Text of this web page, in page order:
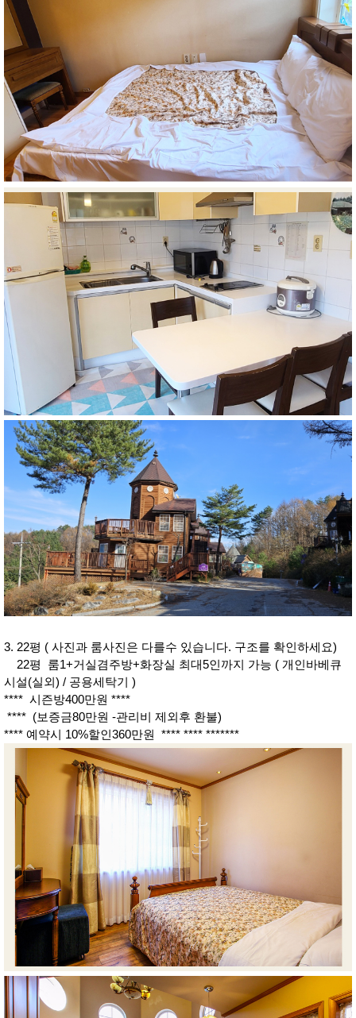
3. 22평 ( 사진과 룸사진은 다를수 있습니다. 구조를 확인하세요)
22평 룸1+거실겸주방+화장실 최대5인까지 가능 ( 개인바베큐
시설(실외) / 공용세탁기 )
**** 시즌방400만원 ****
**** (보증금80만원 -관리비 제외후 환불)
**** 예약시 10%할인360만원 **** **** *******